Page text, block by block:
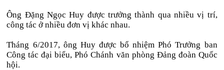
Ông Đặng Ngọc Huy được trưởng thành qua nhiều vị trí,
công tác ở nhiều đơn vị khác nhau.
Tháng 6/2017, ông Huy được bổ nhiệm Phó Trưởng ban
Công tác đại biểu, Phó Chánh văn phòng Đảng đoàn Quốc
hội.